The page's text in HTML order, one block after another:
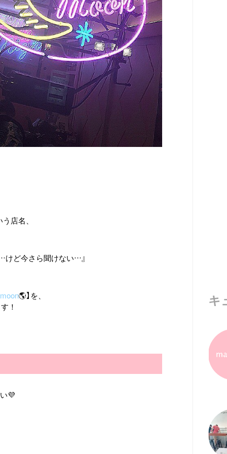
店名、
けど今さら聞けない…』
🌎】を、
！
💜
キ